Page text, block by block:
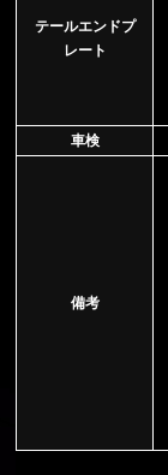
テールエンドプ
レート
車検
備考